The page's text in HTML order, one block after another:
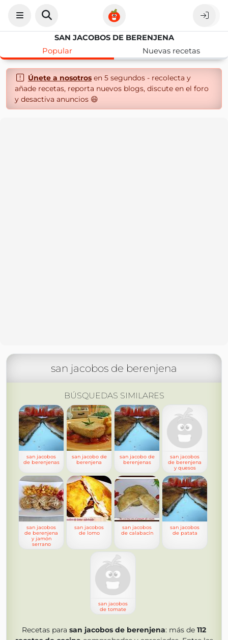
SAN JACOBOS DE BERENJENA
Popular
Nuevas recetas
Únete a nosotrosen 5 segundos - recolecta y
añade recetas, reporta nuevos blogs, discute en el foro
y desactiva anuncios 😄
san jacobos de berenjena
BÚSQUEDAS SIMILARES
san jacobos
de berenjenas
san jacobo de
berenjena
san jacobo de
berenjenas
san jacobos
de berenjena
y quesos
san jacobos
de berenjena
y jamón
serrano
san jacobos
de lomo
san jacobos
de calabacín
san jacobos
de patata
san jacobos
de tomate
Recetas para san jacobos de berenjena: más de 112